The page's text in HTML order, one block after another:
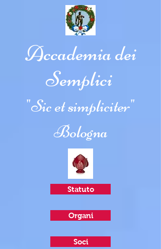
Accademia dei
Semplici
"Sic et simpliciter"
Bologna
Statuto
Organi
Soci